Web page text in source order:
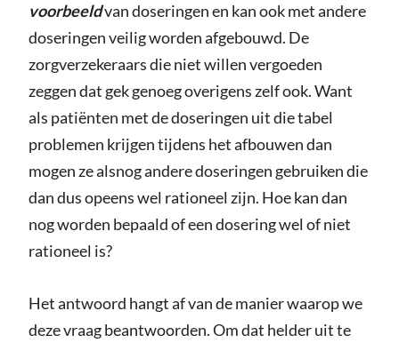
voorbeeldvan doseringen en kan ook met andere
doseringen veilig worden afgebouwd. De
zorgverzekeraars die niet willen vergoeden
zeggen dat gek genoeg overigens zelf ook. Want
als patiënten met de doseringen uit die tabel
problemen krijgen tijdens het afbouwen dan
mogen ze alsnog andere doseringen gebruiken die
dan dus opeens wel rationeel zijn. Hoe kan dan
nog worden bepaald of een dosering wel of niet
rationeel is?
Het antwoord hangt af van de manier waarop we
deze vraag beantwoorden. Om dat helder uit te